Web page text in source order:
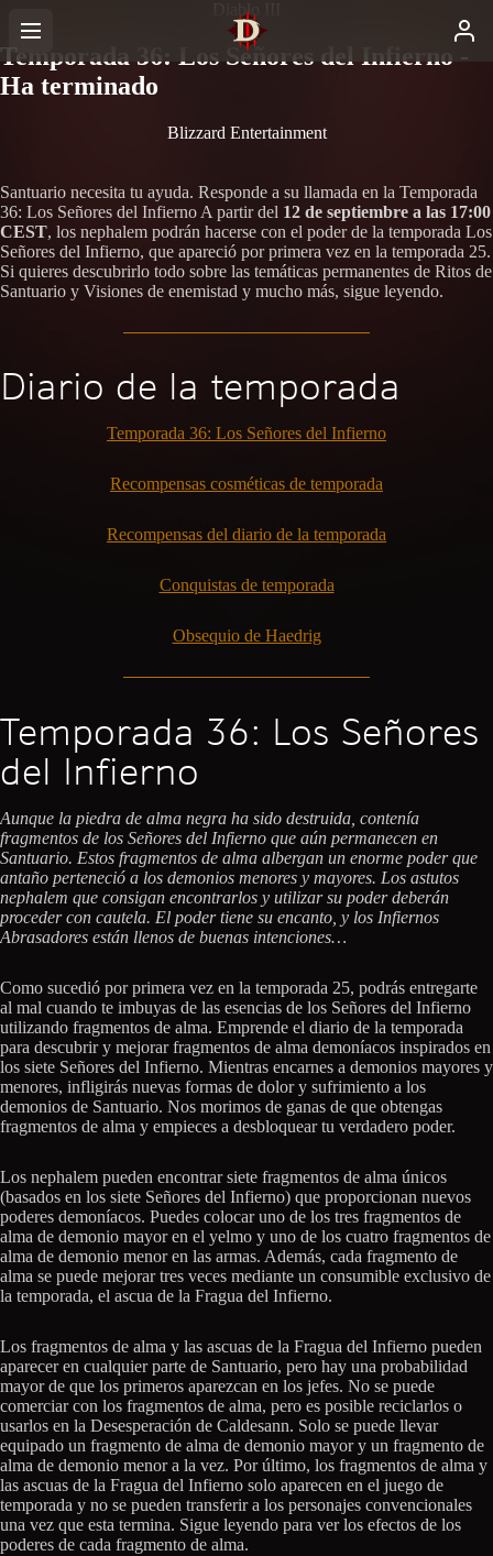
Diablo III
Temporada 36: Los Señores del Infierno -
Ha terminado
Blizzard Entertainment
Santuario necesita tu ayuda. Responde a su llamada en la Temporada
36: Los Señores del Infierno A partir del 12 de septiembre a las 17:00
CEST, los nephalem podrán hacerse con el poder de la temporada Los
Señores del Infierno, que apareció por primera vez en la temporada 25.
Si quieres descubrirlo todo sobre las temáticas permanentes de Ritos de
Santuario y Visiones de enemistad y mucho más, sigue leyendo.
Diario de la temporada
Temporada 36: Los Señores del Infierno
Recompensas cosméticas de temporada
Recompensas del diario de la temporada
Conquistas de temporada
Obsequio de Haedrig
Temporada 36: Los Señores
del Infierno
Aunque la piedra de alma negra ha sido destruida, contenía
fragmentos de los Señores del Infierno que aún permanecen en
Santuario. Estos fragmentos de alma albergan un enorme poder que
antaño perteneció a los demonios menores y mayores. Los astutos
nephalem que consigan encontrarlos y utilizar su poder deberán
proceder con cautela. El poder tiene su encanto, y los Infiernos
Abrasadores están llenos de buenas intenciones…
Como sucedió por primera vez en la temporada 25, podrás entregarte
al mal cuando te imbuyas de las esencias de los Señores del Infierno
utilizando fragmentos de alma. Emprende el diario de la temporada
para descubrir y mejorar fragmentos de alma demoníacos inspirados en
los siete Señores del Infierno. Mientras encarnes a demonios mayores y
menores, infligirás nuevas formas de dolor y sufrimiento a los
demonios de Santuario. Nos morimos de ganas de que obtengas
fragmentos de alma y empieces a desbloquear tu verdadero poder.
Los nephalem pueden encontrar siete fragmentos de alma únicos
(basados en los siete Señores del Infierno) que proporcionan nuevos
poderes demoníacos. Puedes colocar uno de los tres fragmentos de
alma de demonio mayor en el yelmo y uno de los cuatro fragmentos de
alma de demonio menor en las armas. Además, cada fragmento de
alma se puede mejorar tres veces mediante un consumible exclusivo de
la temporada, el ascua de la Fragua del Infierno.
Los fragmentos de alma y las ascuas de la Fragua del Infierno pueden
aparecer en cualquier parte de Santuario, pero hay una probabilidad
mayor de que los primeros aparezcan en los jefes. No se puede
comerciar con los fragmentos de alma, pero es posible reciclarlos o
usarlos en la Desesperación de Caldesann. Solo se puede llevar
equipado un fragmento de alma de demonio mayor y un fragmento de
alma de demonio menor a la vez. Por último, los fragmentos de alma y
las ascuas de la Fragua del Infierno solo aparecen en el juego de
temporada y no se pueden transferir a los personajes convencionales
una vez que esta termina. Sigue leyendo para ver los efectos de los
poderes de cada fragmento de alma.